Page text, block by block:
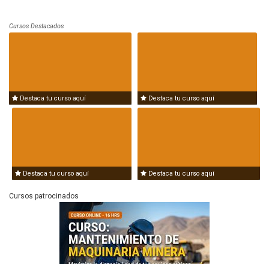
Cursos Destacados
Destaca tu curso aquí Destaca tu curso aquí
Destaca tu curso aquí Destaca tu curso aquí
Cursos patrocinados